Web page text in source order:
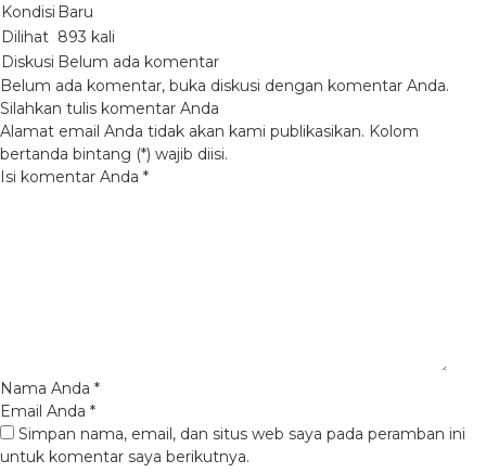
Kondisi Baru
Dilihat 893 kali
Diskusi Belum ada komentar
Belum ada komentar, buka diskusi dengan komentar Anda.
Silahkan tulis komentar Anda
Alamat email Anda tidak akan kami publikasikan. Kolom
bertanda bintang (*) wajib diisi.
Isi komentar Anda *
Nama Anda *
Email Anda *
Simpan nama, email, dan situs web saya pada peramban ini
untuk komentar saya berikutnya.